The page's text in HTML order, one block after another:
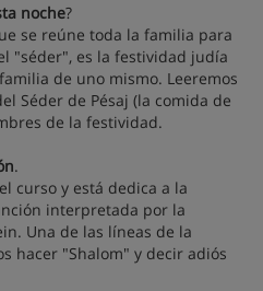
noche?
se reúne toda la familia para
"séder", es la festividad judía
de uno mismo. Leeremos
Séder de Pésaj (la comida de
de la festividad.
.
curso y está dedica a la
interpretada por la
Una de las líneas de la
hacer "Shalom" y decir adiós